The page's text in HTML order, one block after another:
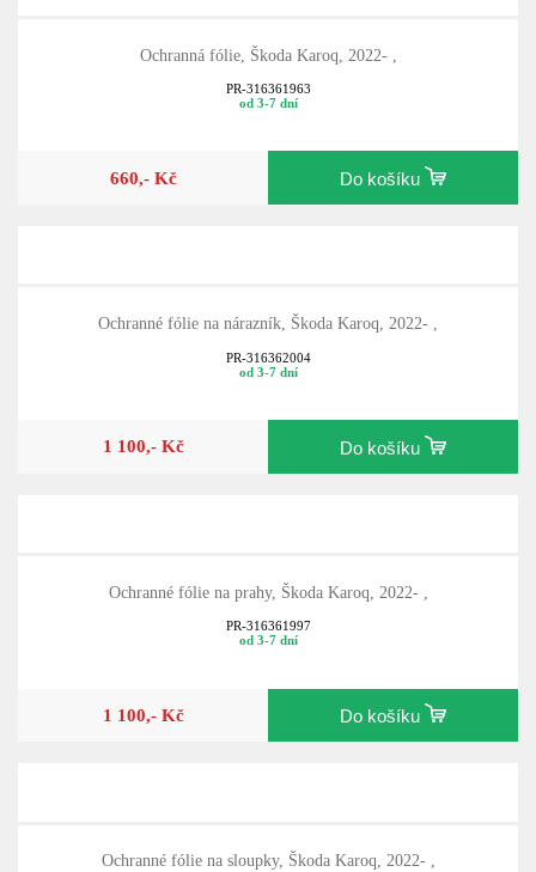
Ochranná fólie, Škoda Karoq, 2022- ,
PR-316361963
od 3-7 dní
660,- Kč Do košíku
Ochranné fólie na nárazník, Škoda Karoq, 2022- ,
PR-316362004
od 3-7 dní
1 100,- Kč Do košíku
Ochranné fólie na prahy, Škoda Karoq, 2022- ,
PR-316361997
od 3-7 dní
1 100,- Kč Do košíku
Ochranné fólie na sloupky, Škoda Karoq, 2022- ,